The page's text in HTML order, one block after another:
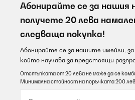
Абонирайте се за нашия
получете 20 лева
следваща покупка!
Абонирайте се за нашите имейли,
който научава за предстоящи
Отстъпката от 20 лева не може да се
Минимална стойност на поръчката 200